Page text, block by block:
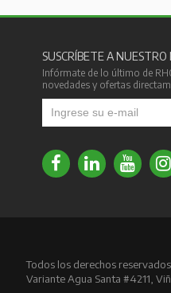
SUSCRÍBETE A
Infórmate de lo último de
novedades y ofertas
Todos los derechos reservados
Variante Agua Santa #4211,